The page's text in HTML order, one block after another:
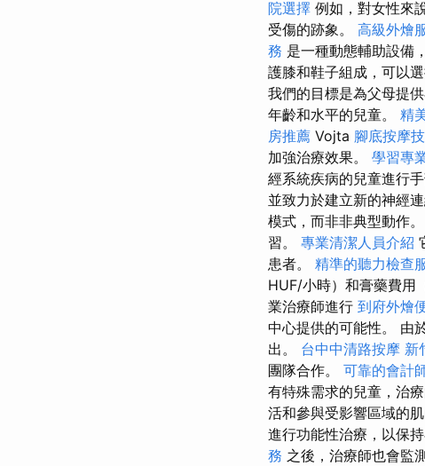
院選擇 例如，對女性來
受傷的跡象。 高級外燴
務 是一種動態輔助設備
護膝和鞋子組成，可以
我們的目標是為父母提
年齡和水平的兒童。 精
房推薦 Vojta 腳底按摩
加強治療效果。 學習專
經系統疾病的兒童進行
並致力於建立新的神經連
模式，而非非典型動作
習。 專業清潔人員介紹
患者。 精準的聽力檢查
HUF/小時）和膏藥費用
業治療師進行 到府外燴
中心提供的可能性。 由
出。 台中中清路按摩 新
團隊合作。 可靠的會計
有特殊需求的兒童，治
活和參與受影響區域的
進行功能性治療，以保
務 之後，治療師也會監